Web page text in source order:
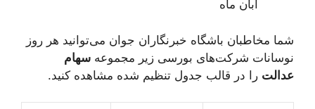
آبان ماه
شما مخاطبان باشگاه خبرنگاران جوان می‌توانید هر روز
نوسانات شرکت‌های بورسی زیر مجموعه سهام
عدالت را در قالب جدول تنظیم شده مشاهده کنید.